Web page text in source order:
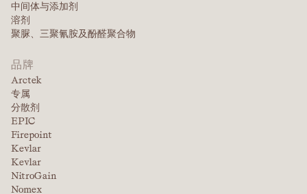
中间体与添加剂
溶剂
聚脲、三聚氰胺及酚醛聚合物
品牌
Arctek
专属
分散剂
EPIC
Firepoint
Kevlar
Kevlar
NitroGain
Nomex